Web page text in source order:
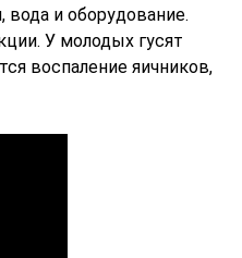
и оборудование.
У молодых гусят
воспаление яичников,